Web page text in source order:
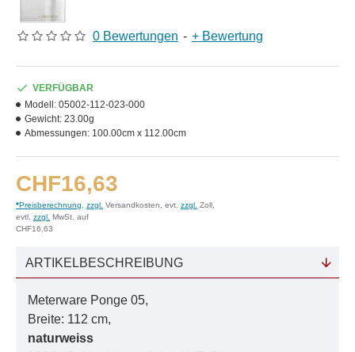
0 Bewertungen - + Bewertung
CHF16,63
*Preisberechnung zzgl. Versandkosten, evt. zzgl. Zoll,
evtl. zzgl. MwSt. auf
CHF16,63
VERFÜGBAR
Modell: 05002-112-023-000
Gewicht: 23.00g
Abmessungen: 100.00cm x 112.00cm
ARTIKELBESCHREIBUNG
Meterware Ponge 05,
Breite: 112 cm,
naturweiss